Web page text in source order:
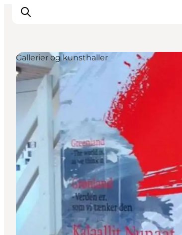
Inspiration
Vandreruter
Planlægning
Gallerier og kunsthaller